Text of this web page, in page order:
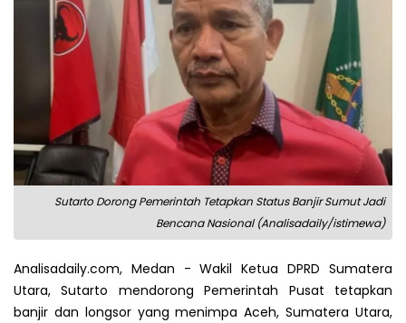
Sutarto Dorong Pemerintah Tetapkan Status Banjir Sumut Jadi
Bencana Nasional (Analisadaily/istimewa)
Analisadaily.com, Medan - Wakil Ketua DPRD Sumatera
Utara, Sutarto mendorong Pemerintah Pusat tetapkan
banjir dan longsor yang menimpa Aceh, Sumatera Utara,